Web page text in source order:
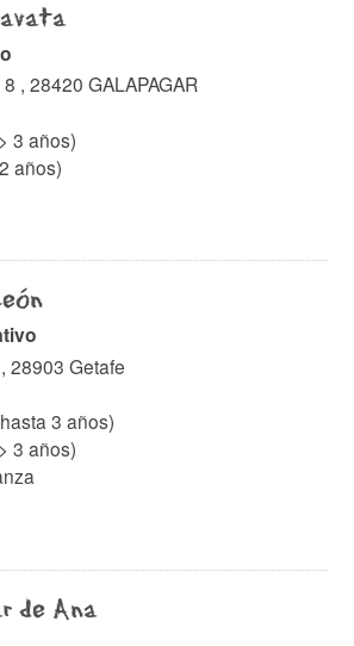
, 28420 GALAPAGAR
3 años)
años)
28903 Getafe
3 años)
3 años)
de Ana